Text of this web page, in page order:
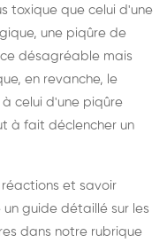
toxique que celui d'une
une piqûre de
désagréable mais
en revanche, le
celui d'une piqûre
à fait déclencher un
et savoir
guide détaillé sur les
dans notre rubrique